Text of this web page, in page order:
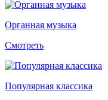
Органная музыка
Смотреть
Популярная классика